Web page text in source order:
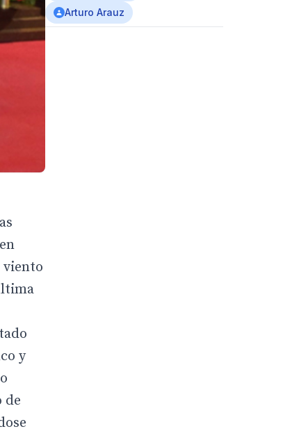
viento
y
de
Arturo Arauz